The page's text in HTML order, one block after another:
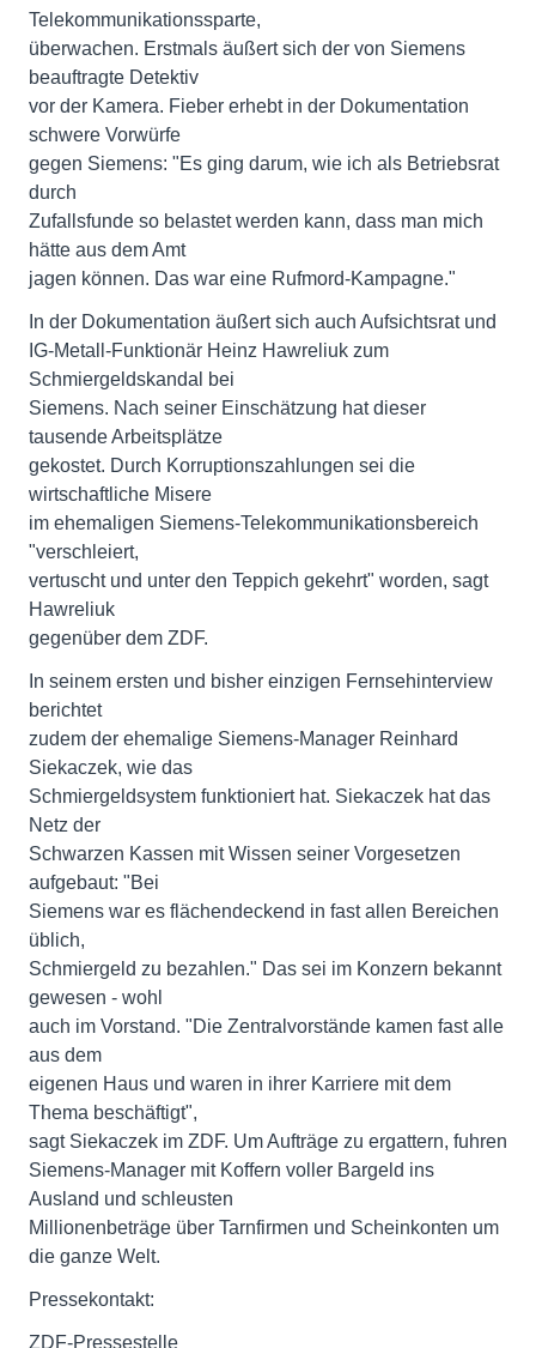
Telekommunikationssparte,
überwachen. Erstmals äußert sich der von Siemens
beauftragte Detektiv
vor der Kamera. Fieber erhebt in der Dokumentation
schwere Vorwürfe
gegen Siemens: "Es ging darum, wie ich als Betriebsrat
durch
Zufallsfunde so belastet werden kann, dass man mich
hätte aus dem Amt
jagen können. Das war eine Rufmord-Kampagne."
In der Dokumentation äußert sich auch Aufsichtsrat und
IG-Metall-Funktionär Heinz Hawreliuk zum
Schmiergeldskandal bei
Siemens. Nach seiner Einschätzung hat dieser
tausende Arbeitsplätze
gekostet. Durch Korruptionszahlungen sei die
wirtschaftliche Misere
im ehemaligen Siemens-Telekommunikationsbereich
"verschleiert,
vertuscht und unter den Teppich gekehrt" worden, sagt
Hawreliuk
gegenüber dem ZDF.
In seinem ersten und bisher einzigen Fernsehinterview
berichtet
zudem der ehemalige Siemens-Manager Reinhard
Siekaczek, wie das
Schmiergeldsystem funktioniert hat. Siekaczek hat das
Netz der
Schwarzen Kassen mit Wissen seiner Vorgesetzen
aufgebaut: "Bei
Siemens war es flächendeckend in fast allen Bereichen
üblich,
Schmiergeld zu bezahlen." Das sei im Konzern bekannt
gewesen - wohl
auch im Vorstand. "Die Zentralvorstände kamen fast alle
aus dem
eigenen Haus und waren in ihrer Karriere mit dem
Thema beschäftigt",
sagt Siekaczek im ZDF. Um Aufträge zu ergattern, fuhren
Siemens-Manager mit Koffern voller Bargeld ins
Ausland und schleusten
Millionenbeträge über Tarnfirmen und Scheinkonten um
die ganze Welt.
Pressekontakt:
ZDF-Pressestelle